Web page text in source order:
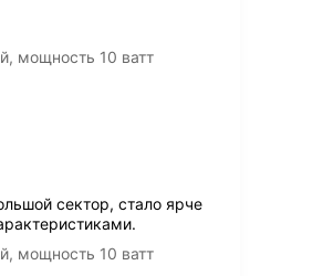
мощность 10 ватт
сектор, стало ярче
мощность 10 ватт